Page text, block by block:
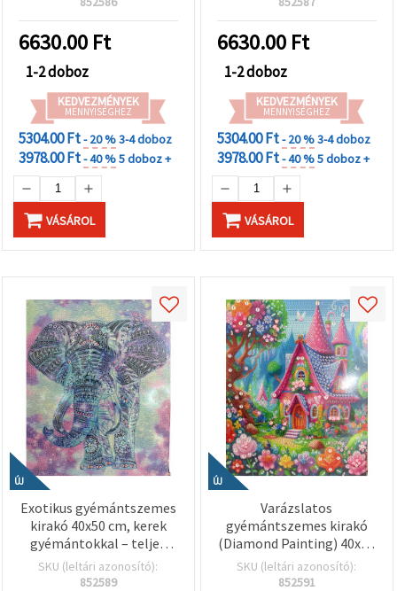
Fogadja
el
mindet
Beállítások
6630.00 Ft
1-2 doboz
KEDVEZMÉNYEK
MENNYISÉGHEZ
5304.00 Ft- 20 %3-4 doboz
3978.00 Ft- 40 %5 doboz +
VÁSÁROL
elegáns kerettel
XQYX86086
6630.00 Ft
1-2 doboz
KEDVEZMÉNYEK
MENNYISÉGHEZ
5304.00 Ft- 20 %3-4 doboz
3978.00 Ft- 40 %5 doboz +
VÁSÁROL
ÚJ
Exotikus gyémántszemes
kirakó 40x50 cm, kerek
gyémántokkal – teljes
kirakás, India szelleme
minta elegáns kerettel
SKU (leltári azonosító):
852589
ÚJ
Varázslatos
gyémántszemes kirakó
(Diamond Painting) 40x50
cm, kerek kövekkel –
teljes kirakás, rózsaszín
SKU (leltári azonosító):
852591